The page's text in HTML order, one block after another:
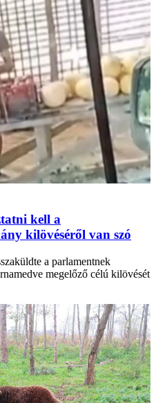
kell a
kilövéséről van szó
a parlamentnek
megelőző célú kilövését